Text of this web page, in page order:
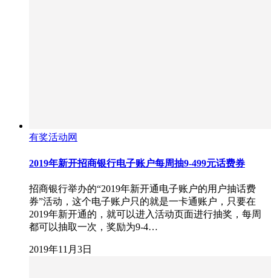
有奖活动网
2019年新开招商银行电子账户每周抽9-499元话费券
招商银行举办的“2019年新开通电子账户的用户抽话费
券”活动，这个电子账户只的就是一卡通账户，只要在
2019年新开通的，就可以进入活动页面进行抽奖，每周
都可以抽取一次，奖励为9-4…
2019年11月3日